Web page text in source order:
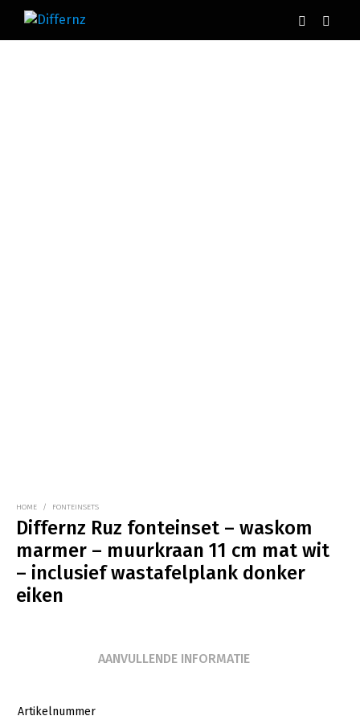
HOME / FONTEINSETS
Differnz Ruz fonteinset – waskom
marmer – muurkraan 11 cm mat wit
– inclusief wastafelplank donker
eiken
AANVULLENDE INFORMATIE
Artikelnummer